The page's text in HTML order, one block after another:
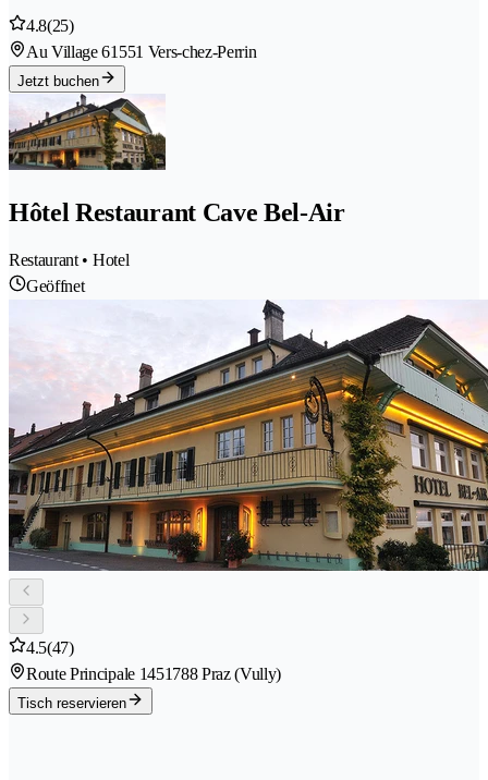
4.8(25)
Au Village 61551 Vers-chez-Perrin
Jetzt buchen
Hôtel Restaurant Cave Bel-Air
Restaurant • Hotel
Geöffnet
4.5(47)
Route Principale 1451788 Praz (Vully)
Tisch reservieren